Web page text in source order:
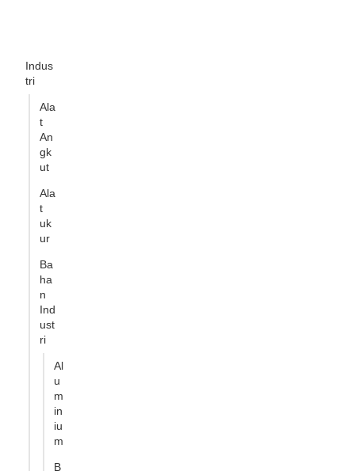
Indus
tri
Ala
t
An
gk
ut
Ala
t
uk
ur
Ba
ha
n
Ind
ust
ri
Al
u
m
in
iu
m
B